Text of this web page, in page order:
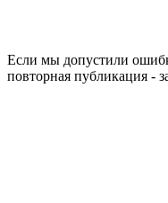
Если мы допустили
повторная публикация -